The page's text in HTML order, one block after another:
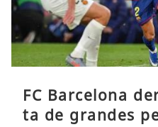
FC Barcelona
ta de grandes